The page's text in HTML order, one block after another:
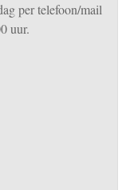
per telefoon/mail
uur.